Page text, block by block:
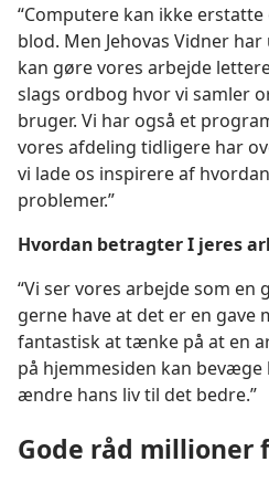
“Computere kan ikke
blod. Men Jehovas Vidner
kan gøre vores arbejde
slags ordbog hvor vi samler
bruger. Vi har også et
vores afdeling tidligere har
vi lade os inspirere af
problemer.”
Hvordan betragter I jeres
“Vi ser vores arbejde som en
gerne have at det er en gave
fantastisk at tænke på at en
på hjemmesiden kan
ændre hans liv til det bedre.”
Gode råd millioner